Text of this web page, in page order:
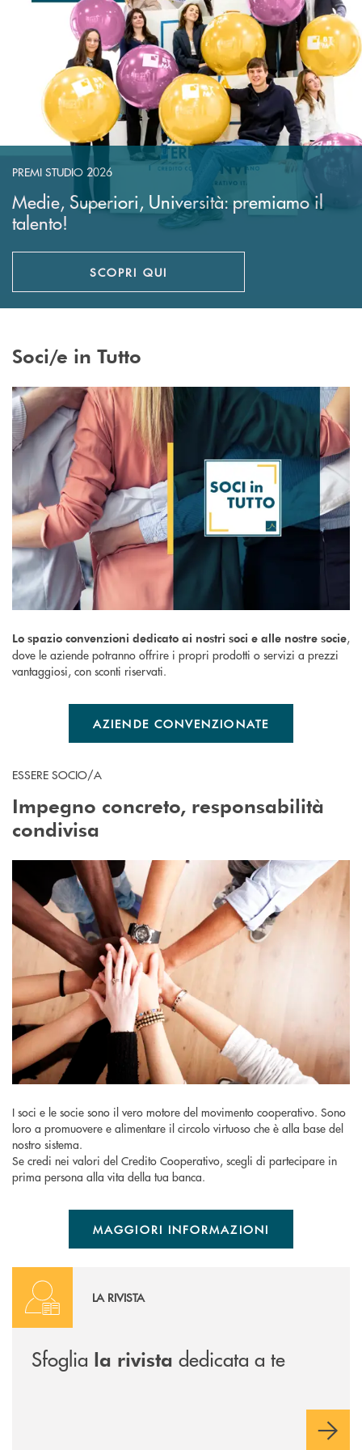
PREMI STUDIO 2026
Medie, Superiori, Università: premiamo il
talento!
SCOPRI QUI
Soci/e in Tutto
Lo spazio convenzioni dedicato ai nostri soci e alle nostre socie,
dove le aziende potranno offrire i propri prodotti o servizi a prezzi
vantaggiosi, con sconti riservati.
AZIENDE CONVENZIONATE
ESSERE SOCIO/A
Impegno concreto, responsabilità
condivisa
I soci e le socie sono il vero motore del movimento cooperativo. Sono
loro a promuovere e alimentare il circolo virtuoso che è alla base del
nostro sistema.
Se credi nei valori del Credito Cooperativo, scegli di partecipare in
prima persona alla vita della tua banca.
MAGGIORI INFORMAZIONI
LA RIVISTA
Sfoglia la rivista dedicata a te